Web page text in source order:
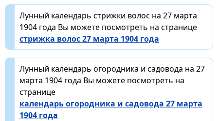
Лунный календарь стрижки волос на 27 марта
1904 года Вы можете посмотреть на странице
стрижка волос 27 марта 1904 года
Лунный календарь огородника и садовода на 27
марта 1904 года Вы можете посмотреть на
странице
календарь огородника и садовода 27 марта
1904 года